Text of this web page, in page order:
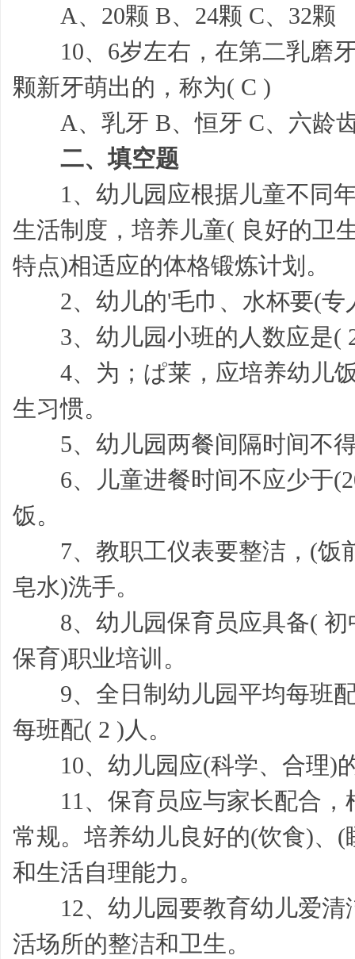
A、20颗 B、24颗 C、32颗
10、6岁左右，在第二乳磨牙
颗新牙萌出的，称为( C )
A、乳牙 B、恒牙 C、六龄
二、填空题
1、幼儿园应根据儿童不同年
生活制度，培养儿童( 良好的卫
特点)相适应的体格锻炼计划。
2、幼儿的'毛巾、水杯要(专
3、幼儿园小班的人数应是(
4、为；ぱ莱，应培养幼儿饭
生习惯。
5、幼儿园两餐间隔时间不得
6、儿童进餐时间不应少于
饭。
7、教职工仪表要整洁，(饭
皂水)洗手。
8、幼儿园保育员应具备( 初
保育)职业培训。
9、全日制幼儿园平均每班配
每班配( 2 )人。
10、幼儿园应(科学、合理)
11、保育员应与家长配合，
常规。培养幼儿良好的(饮食)、
和生活自理能力。
12、幼儿园要教育幼儿爱清
活场所的整洁和卫生。